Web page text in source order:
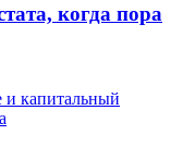
когда пора